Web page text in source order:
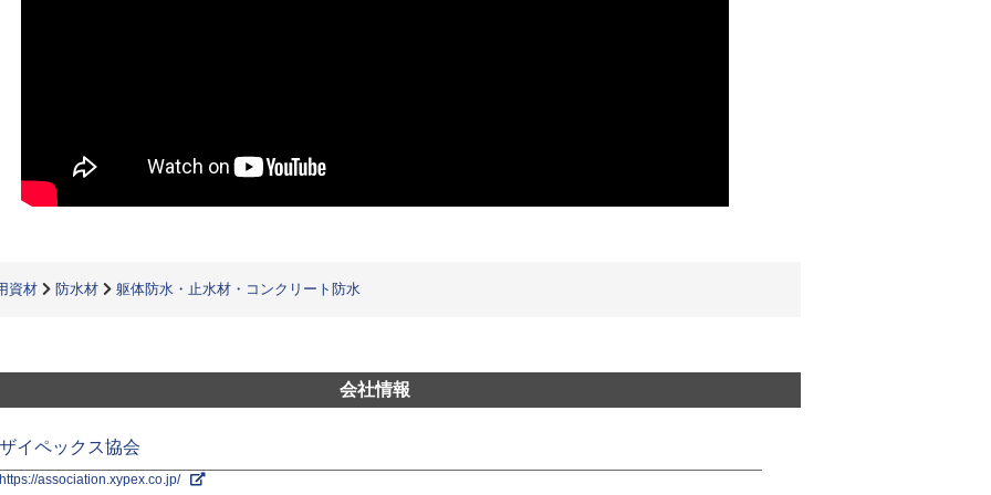
資材 防水材 躯体防水・止水材・コンクリート防水
会社情報
ザイペックス協会
https://association.xypex.co.jp/